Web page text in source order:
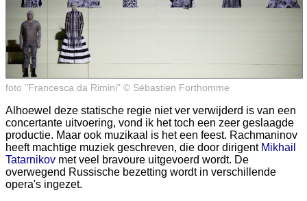
foto "Francesca da Rimini" © Sébastien Forthomme
Alhoewel deze statische regie niet ver verwijderd is van een
concertante uitvoering, vond ik het toch een zeer geslaagde
productie. Maar ook muzikaal is het een feest. Rachmaninov
heeft machtige muziek geschreven, die door dirigent Mikhail
Tatarnikov met veel bravoure uitgevoerd wordt. De
overwegend Russische bezetting wordt in verschillende
opera's ingezet.